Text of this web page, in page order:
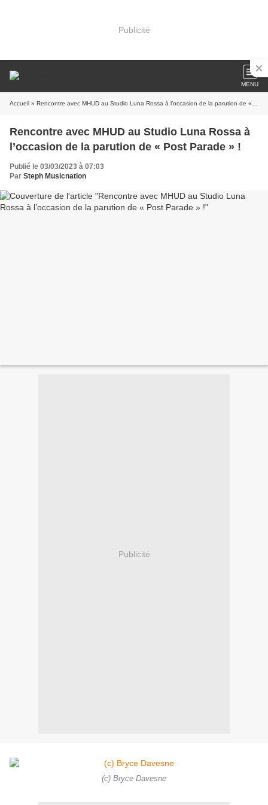
Publicité
MENU
Accueil » Rencontre avec MHUD au Studio Luna Rossa à l’occasion de la parution de « Post Parade » !
Rencontre avec MHUD au Studio Luna Rossa à
l’occasion de la parution de « Post Parade » !
Publié le 03/03/2023 à 07:03
Par Steph Musicnation
Publicité
(c) Bryce Davesne